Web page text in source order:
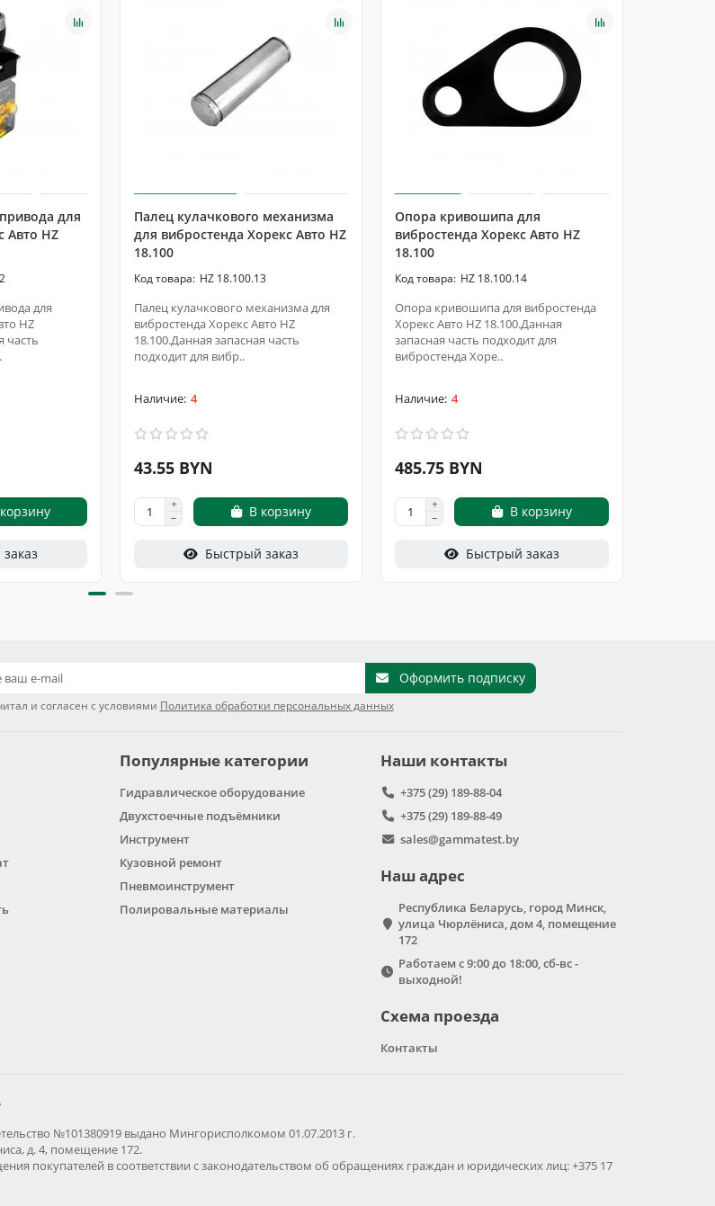
для
Авто HZ
для
HZ
часть
Палец кулачкового механизма
для вибростенда Хорекс Авто HZ
18.100
HZ 18.100.13
Палец кулачкового механизма для
вибростенда Хорекс Авто HZ
18.100.Данная запасная часть
подходит для вибр..
4
43.55 BYN
В корзину
Быстрый заказ
Опора кривошипа для
вибростенда Хорекс Авто HZ
18.100
HZ 18.100.14
Опора кривошипа для вибростенда
Хорекс Авто HZ 18.100.Данная
запасная часть подходит для
вибростенда Хоре..
4
485.75 BYN
В корзину
Быстрый заказ
Оформить подписку
и согласен с условиями Политика обработки персональных данных
Популярные категории
Гидравлическое оборудование
Двухстоечные подъёмники
Инструмент
Кузовной ремонт
Пневмоинструмент
Полировальные материалы
Наши контакты
+375 (29) 189-88-04
+375 (29) 189-88-49
sales@gammatest.by
Наш адрес
Республика Беларусь, город Минск,
улица Чюрлёниса, дом 4, помещение
172
Работаем с 9:00 до 18:00, сб-вс -
выходной!
Схема проезда
Контакты
№101380919 выдано Мингорисполкомом 01.07.2013 г.
д. 4, помещение 172.
покупателей в соответствии с законодательством об обращениях граждан и юридических лиц: +375 17